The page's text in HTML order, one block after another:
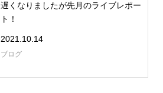
遅くなりましたが先月のライブレポー
ト！
2021.10.14
ブログ